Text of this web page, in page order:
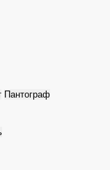
Пантограф